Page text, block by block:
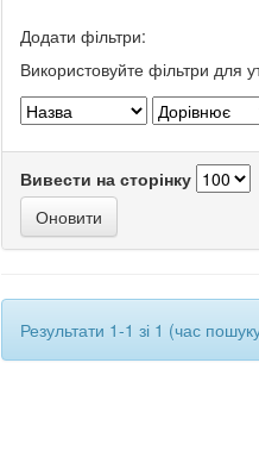
Додати фільтри:
Використовуйте фільтри для
Вивести на сторінку
Результати 1-1 зі 1 (час